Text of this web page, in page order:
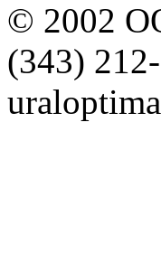
© 2002
(343)